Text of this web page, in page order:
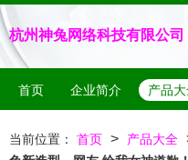
杭州神兔网络科技有限公司
首页 企业简介 产品
当前位置： 首页 > 产品大全